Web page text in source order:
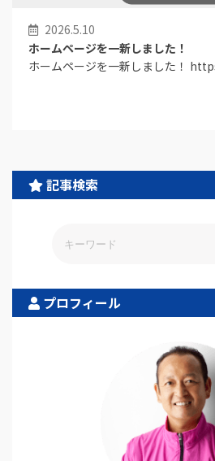
2026.5.10
ホームページを一新しました！
ホームページを一新しました！
記事検索
プロフィール